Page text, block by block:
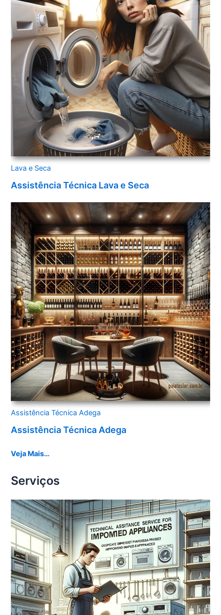
Lava e Seca
Assistência Técnica Lava e Seca
Assistência Técnica Adega
Assistência Técnica Adega
Veja Mais…
Serviços